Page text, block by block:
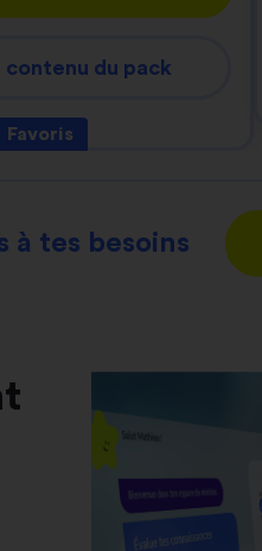
du pack
Favoris
à tes besoins